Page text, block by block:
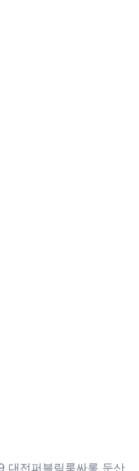
대전퍼블릭룸싸롱 둔산